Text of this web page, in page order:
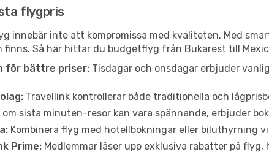
flygpris
innebär inte att kompromissa med kvaliteten. Med
finns. Så här hittar du budgetflyg från Bukarest till
för bättre priser: Tisdagar och onsdagar erbjuder
Travellink kontrollerar både traditionella och
om sista minuten-resor kan vara spännande, erbjuder
Kombinera flyg med hotellbokningar eller biluthyrning
Prime: Medlemmar låser upp exklusiva rabatter på